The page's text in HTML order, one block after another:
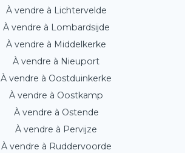
À vendre à Lichtervelde
À vendre à Lombardsijde
À vendre à Middelkerke
À vendre à Nieuport
À vendre à Oostduinkerke
À vendre à Oostkamp
À vendre à Ostende
À vendre à Pervijze
À vendre à Ruddervoorde